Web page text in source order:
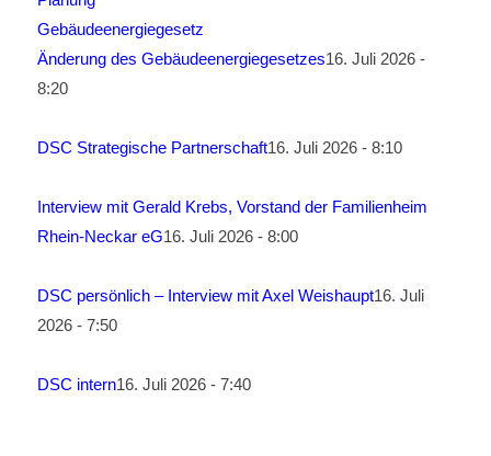
Änderung des Gebäudeenergiegesetzes16. Juli 2026 -
8:20
DSC Strategische Partnerschaft16. Juli 2026 - 8:10
Interview mit Gerald Krebs, Vorstand der Familienheim
Rhein-Neckar eG16. Juli 2026 - 8:00
DSC persönlich – Interview mit Axel Weishaupt16. Juli
2026 - 7:50
DSC intern16. Juli 2026 - 7:40